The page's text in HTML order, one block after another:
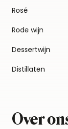
Rosé
Rode wijn
Dessertwijn
Distillaten
Over